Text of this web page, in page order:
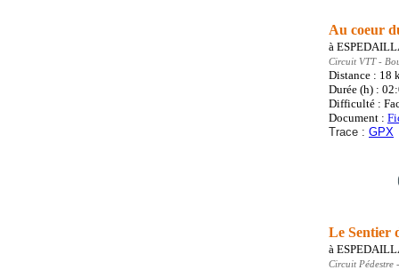
Au coeur
à
Circuit VTT-
Distance : 18
Durée (h) :
Difficulté :
Document :
Trace : GPX
Le Sentier
à
Circuit Pédestre